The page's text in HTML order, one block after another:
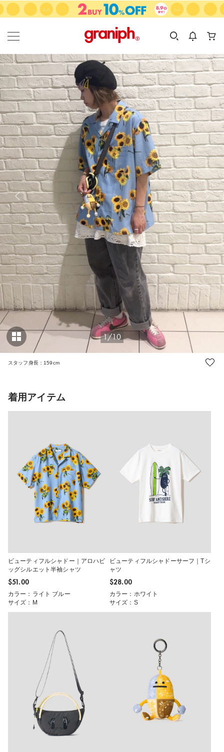
カテゴリーから探す
KIDS
カテゴリ
サイズ
1/10
スタッフ身長：159cm
着用アイテム
ビューティフルシャドー｜アロハビ
ッグシルエット半袖シャツ
$‌51.00
カラー：ライト ブルー
サイズ：M
ビューティフルシャドーサーフ｜Tシ
ャツ
$‌28.00
カラー：ホワイト
サイズ：S